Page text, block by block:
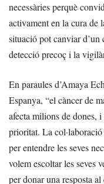
necessàries perquè
activament en la cura de
situació pot canviar
detecció precoç i la
En paraules d’Amaya
Espanya, “el càncer de
afecta milions de dones,
prioritat. La col·laboració
per entendre les seves
volem escoltar les seves
per donar una resposta